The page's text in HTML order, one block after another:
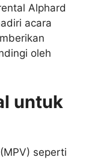
Alphard
acara
oleh
untuk
seperti